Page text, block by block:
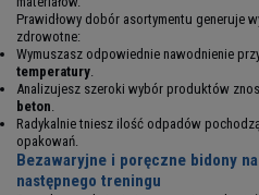
Prawidłowy dobór asortymentu generuje
zdrowotne:
Wymuszasz odpowiednie nawodnienie
temperatury
Analizujesz szeroki wybór produktów
beton
Radykalnie tniesz ilość odpadów
opakowań.
Bezawaryjne i poręczne bidony
następnego treningu